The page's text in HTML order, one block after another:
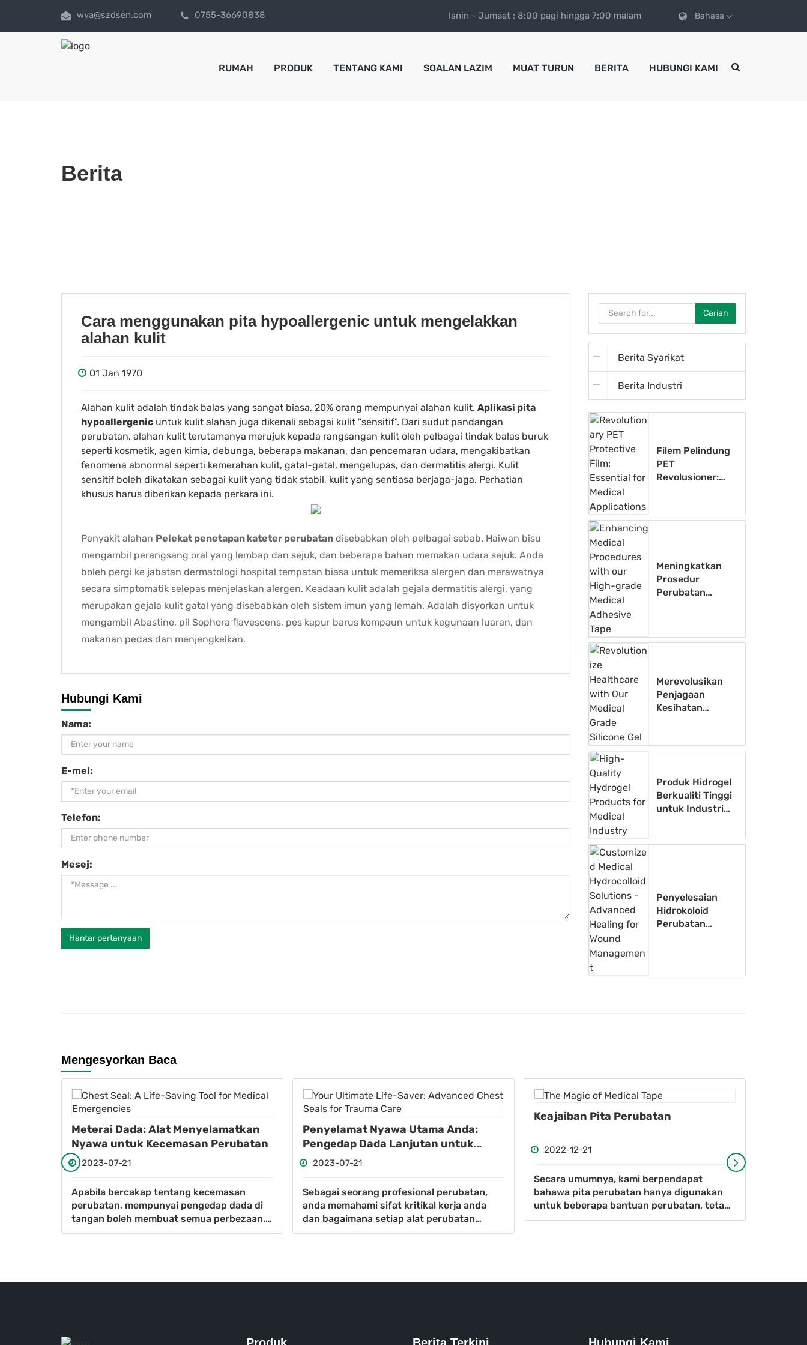
wya@szdsen.com 0755-36690838 Isnin - Jumaat : 8:00 pagi hingga 7:00 malam Bahasa
RUMAH PRODUK TENTANG KAMI SOALAN LAZIM MUAT TURUN BERITA HUBUNGI KAMI
Berita
Cara menggunakan pita hypoallergenic untuk mengelakkan
alahan kulit
01 Jan 1970
Alahan kulit adalah tindak balas yang sangat biasa, 20% orang mempunyai alahan kulit. Aplikasi pita
hypoallergenic untuk kulit alahan juga dikenali sebagai kulit "sensitif". Dari sudut pandangan
perubatan, alahan kulit terutamanya merujuk kepada rangsangan kulit oleh pelbagai tindak balas buruk
seperti kosmetik, agen kimia, debunga, beberapa makanan, dan pencemaran udara, mengakibatkan
fenomena abnormal seperti kemerahan kulit, gatal-gatal, mengelupas, dan dermatitis alergi. Kulit
sensitif boleh dikatakan sebagai kulit yang tidak stabil, kulit yang sentiasa berjaga-jaga. Perhatian
khusus harus diberikan kepada perkara ini.
Penyakit alahan Pelekat penetapan kateter perubatan disebabkan oleh pelbagai sebab. Haiwan bisu
mengambil perangsang oral yang lembap dan sejuk, dan beberapa bahan memakan udara sejuk. Anda
boleh pergi ke jabatan dermatologi hospital tempatan biasa untuk memeriksa alergen dan merawatnya
secara simptomatik selepas menjelaskan alergen. Keadaan kulit adalah gejala dermatitis alergi, yang
merupakan gejala kulit gatal yang disebabkan oleh sistem imun yang lemah. Adalah disyorkan untuk
mengambil Abastine, pil Sophora flavescens, pes kapur barus kompaun untuk kegunaan luaran, dan
makanan pedas dan menjengkelkan.
Hubungi Kami
Nama:
E-mel:
Telefon:
Mesej:
Hantar pertanyaan
Carian
Berita Syarikat
Berita Industri
Filem Pelindung
PET
Revolusioner:
Perubatan
Meningkatkan
Prosedur
Perubatan
Tinggi kami
Merevolusikan
Penjagaan
Kesihatan
Perubatan Kami
Produk Hidrogel
Berkualiti Tinggi
untuk Industri
Penyelesaian
Hidrokoloid
Perubatan
Pengurusan Luka
Mengesyorkan Baca
Meterai Dada: Alat Menyelamatkan
Nyawa untuk Kecemasan Perubatan
2023-07-21
Apabila bercakap tentang kecemasan
perubatan, mempunyai pengedap dada di
tangan boleh membuat semua perbezaan.
Direka khusus untuk merawat kecederaan
Penyelamat Nyawa Utama Anda:
Pengedap Dada Lanjutan untuk
Penjagaan Trauma
2023-07-21
Sebagai seorang profesional perubatan,
anda memahami sifat kritikal kerja anda
dan bagaimana setiap alat perubatan
mempunyai tempat penting dalam
Keajaiban Pita Perubatan
2022-12-21
Secara umumnya, kami berpendapat
bahawa pita perubatan hanya digunakan
untuk beberapa bantuan perubatan, tetapi
kami tidak tahu bahawa pita perubatan